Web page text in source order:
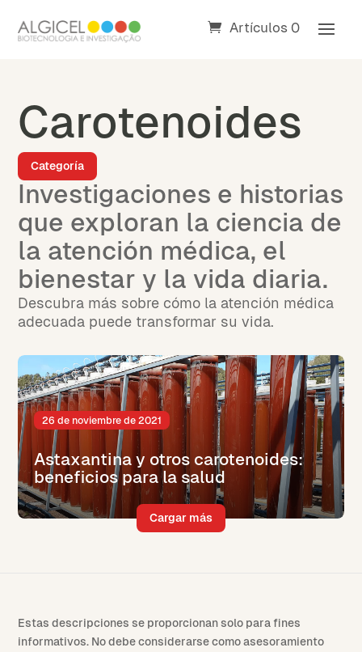
Artículos 0
Carotenoides
Categoría
Investigaciones e historias
que exploran la ciencia de
la atención médica, el
bienestar y la vida diaria.
Descubra más sobre cómo la atención médica
adecuada puede transformar su vida.
Astaxantina y otros carotenoides:
beneficios para la salud
26 de noviembre de 2021
Cargar más
Estas descripciones se proporcionan solo para fines
informativos. No debe considerarse como asesoramiento